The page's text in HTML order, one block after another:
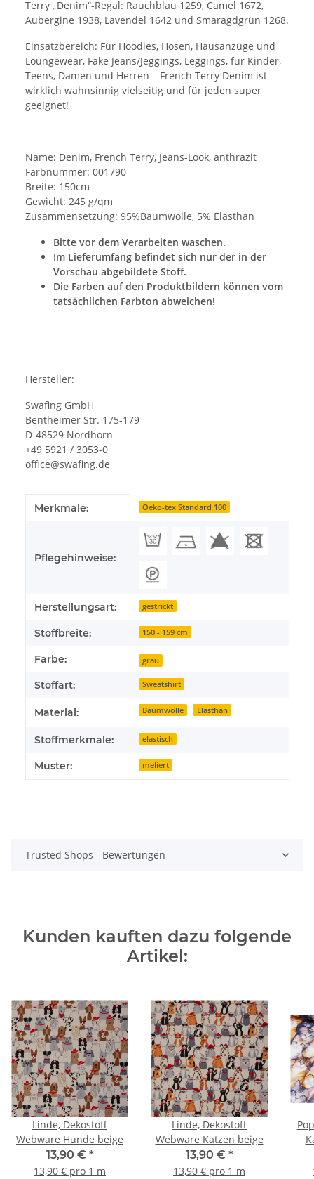
Terry „Denim“-Regal: Rauchblau 1259, Camel 1672,
Aubergine 1938, Lavendel 1642 und Smaragdgrün 1268.
Einsatzbereich: Für Hoodies, Hosen, Hausanzüge und
Loungewear, Fake Jeans/Jeggings, Leggings, für Kinder,
Teens, Damen und Herren – French Terry Denim ist
wirklich wahnsinnig vielseitig und für jeden super
geeignet!
Name: Denim, French Terry, Jeans-Look, anthrazit
Farbnummer: 001790
Breite: 150cm
Gewicht: 245 g/qm
Zusammensetzung: 95%Baumwolle, 5% Elasthan
Bitte vor dem Verarbeiten waschen.
Im Lieferumfang befindet sich nur der in der
Vorschau abgebildete Stoff.
Die Farben auf den Produktbildern können vom
tatsächlichen Farbton abweichen!
Hersteller:
Swafing GmbH
Bentheimer Str. 175-179
D-48529 Nordhorn
+49 5921 / 3053-0
office@swafing.de
Produkteigenschaft
Wert
Merkmale: Oeko-tex Standard 100
Pflegehinweise:
Herstellungsart: gestrickt
Stoffbreite: 150 - 159 cm
Farbe: grau
Stoffart: Sweatshirt
Material: Baumwolle Elasthan
Stoffmerkmale: elastisch
Muster: meliert
Trusted Shops - Bewertungen
Kunden kauften dazu folgende
Artikel:
Linde, Dekostoff
Webware Hunde beige
13,90 € *
13,90 € pro 1 m
Linde, Dekostoff
Webware Katzen beige
13,90 € *
13,90 € pro 1 m